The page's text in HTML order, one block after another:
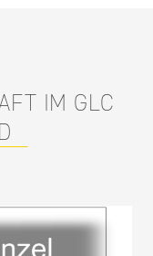
IM GLC